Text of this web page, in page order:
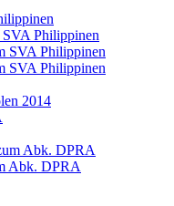
SVA Philippinen
SVA Philippinen
SVA Philippinen
2014
Abk. DPRA
Abk. DPRA